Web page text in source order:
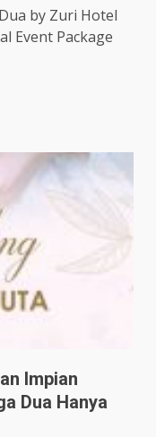
by Zuri Hotel
Event Package
Impian
Dua Hanya